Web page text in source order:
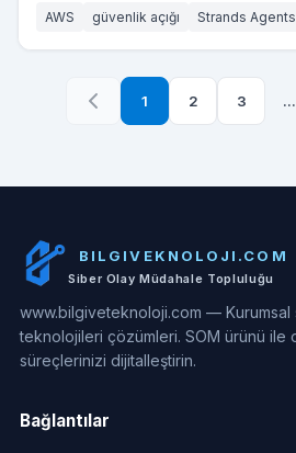
AWS güvenlik açığı Strands Agents
1 2 3 ...
BILGIVEKNOLOJI.COM
Siber Olay Müdahale Topluluğu
www.bilgiveteknoloji.com —
teknolojileri çözümleri. SOM ürünü ile
süreçlerinizi dijitalleştirin.
Bağlantılar